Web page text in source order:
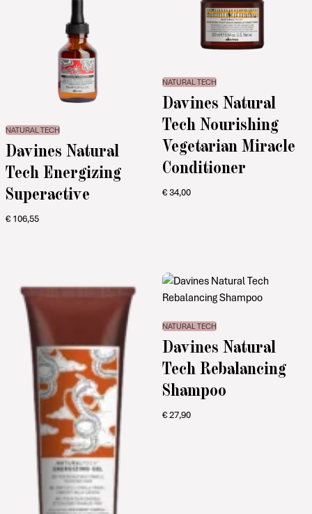
NATURAL TECH
Davines Natural
Tech Energizing
Superactive
€ 106,55
NATURAL TECH
Davines Natural
Tech Nourishing
Vegetarian Miracle
Conditioner
€34,00
NATURAL TECH
Davines Natural
Tech Rebalancing
Shampoo
€27,90